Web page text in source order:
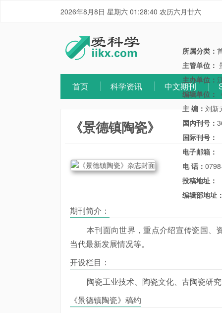
2026年8月8日 星期六 01:28:40 农历六月廿六
首页 科学资讯 中文期刊
《景德镇陶瓷》
所属分类：
主管单位：
主办单位：
编辑单位：
主 编：刘新
国内刊号：
国际刊号：
电子邮箱：
电 话：
投稿地址：
编辑部地址
期刊简介：
本刊面向世界，重点介绍宣传瓷国、
当代最新发展情况等。
开设栏目：
陶瓷工业技术、陶瓷文化、古陶瓷研
《景德镇陶瓷》稿约